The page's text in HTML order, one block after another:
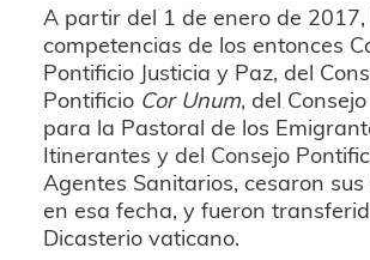
A partir del 1 de enero de 2017,
competencias de los entonces
Pontificio Justicia y Paz, del
Pontificio Cor Unum, del
para la Pastoral de los
Itinerantes y del Consejo
Agentes Sanitarios, cesaron
en esa fecha, y fueron
Dicasterio vaticano.